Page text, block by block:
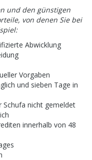
und den günstigen
von denen Sie bei
Abwicklung
Vorgaben
und sieben Tage in
nicht gemeldet
innerhalb von 48